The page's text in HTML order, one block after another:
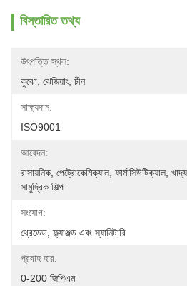
বিস্তারিত তথ্য
উৎপত্তি স্থল:
কুঝো, ঝেজিয়াং, চীন
সাক্ষ্যদান:
ISO9001
আবেদন:
রাসায়নিক, পেট্রোকেমিক্যাল, ফার্মাসিউটিক্যাল,
সামুদ্রিক শিল্প
সংযোগ:
থ্রেডেড, ফ্ল্যাঞ্জড এবং স্যানিটারি
প্রবাহ হার:
0-200 জিপিএম